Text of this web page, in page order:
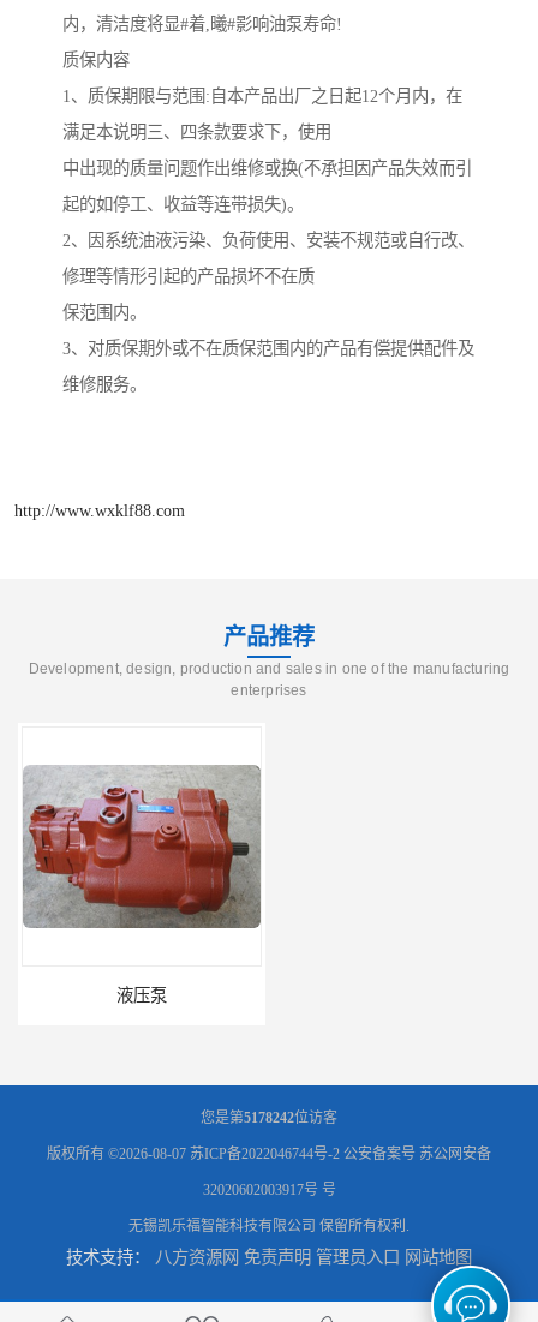
内，清洁度将显#着,曦#影响油泵寿命!
质保内容
1、质保期限与范围: 自本产品出厂之日起12个月内，在
满足本说明三、四条款要求下，使用
中出现的质量问题作出维修或换(不承担因产品失效而引
起的如停工、收益等连带损失)。
2、因系统油液污染、负荷使用、安装不规范或自行改、
修理等情形引起的产品损坏不在质
保范围内。
3、对质保期外或不在质保范围内的产品有偿提供配件及
维修服务。
http://www.wxklf88.com
产品推荐
Development, design, production and sales in one of the manufacturing
enterprises
液压泵
液压泵报价 液压泵价格
您是第5178242位访客
版权所有 ©2026-08-07 苏ICP备2022046744号-2 公安备案号 苏公网安备
32020602003917号 号
无锡凯乐福智能科技有限公司 保留所有权利.
技术支持： 八方资源网 免责声明 管理员入口 网站地图